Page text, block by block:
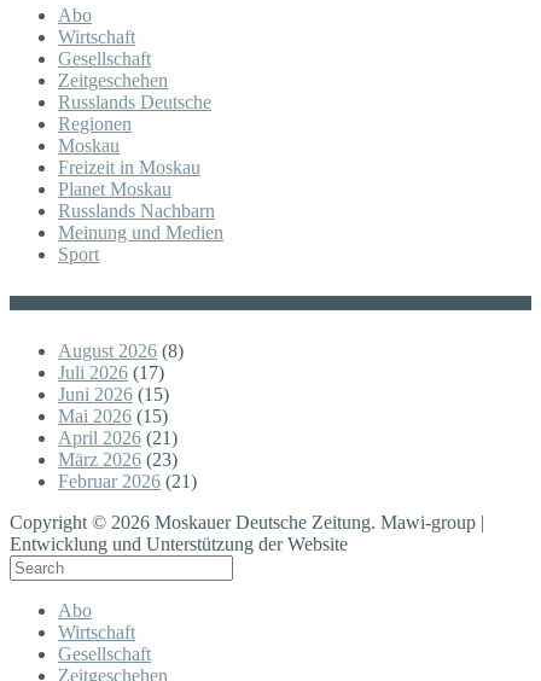
Abo
Wirtschaft
Gesellschaft
Zeitgeschehen
Russlands Deutsche
Regionen
Moskau
Freizeit in Moskau
Planet Moskau
Russlands Nachbarn
Meinung und Medien
Sport
August 2026 (8)
Juli 2026 (17)
Juni 2026 (15)
Mai 2026 (15)
April 2026 (21)
März 2026 (23)
Februar 2026 (21)
Copyright © 2026 Moskauer Deutsche Zeitung. Mawi-group |
Entwicklung und Unterstützung der Website
Abo
Wirtschaft
Gesellschaft
Zeitgeschehen